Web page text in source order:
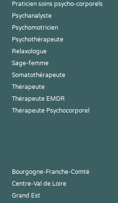
Praticien soins psycho-corporels
Psychanalyste
Psychomotricien
Psychothérapeute
Relaxologue
Sage-femme
Somatothérapeute
Thérapeute
Thérapeute EMDR
Thérapeute Psychocorporel
Bourgogne-Franche-Comté
Centre-Val de Loire
Grand Est